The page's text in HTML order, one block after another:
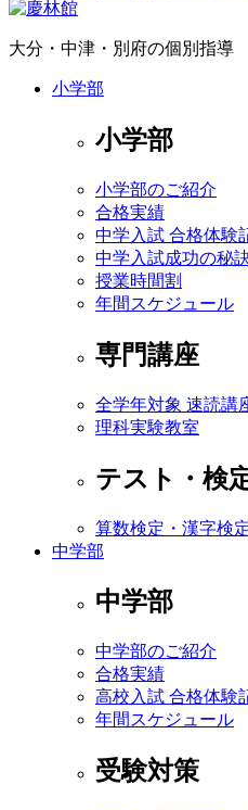
大分・中津・別府の個別指導
小学部
小学部
小学部のご紹介
合格実績
中学入試 合格体験
中学入試成功の秘
授業時間割
年間スケジュール
専門講座
全学年対象 速読講
理科実験教室
テスト・検
算数検定・漢字検
中学部
中学部
中学部のご紹介
合格実績
高校入試 合格体験
年間スケジュール
受験対策